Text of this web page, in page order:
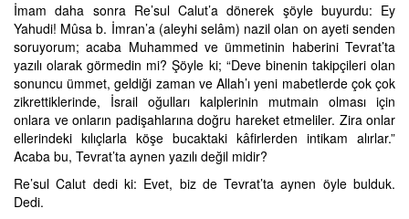
İmam daha sonra Re’sul Calut’a dönerek şöyle buyurdu: Ey
Yahudi! Mûsa b. İmran’a (aleyhi selâm) nazil olan on ayeti senden
soruyorum; acaba Muhammed ve ümmetinin haberini Tevrat’ta
yazılı olarak görmedin mi? Şöyle ki; “Deve binenin takipçileri olan
sonuncu ümmet, geldiği zaman ve Allah’ı yeni mabetlerde çok çok
zikrettiklerinde, İsrail oğulları kalplerinin mutmain olması için
onlara ve onların padişahlarına doğru hareket etmeliler. Zira onlar
ellerindeki kılıçlarla köşe bucaktaki kâfirlerden intikam alırlar.”
Acaba bu, Tevrat’ta aynen yazılı değil midir?
Re’sul Calut dedi ki: Evet, biz de Tevrat’ta aynen öyle bulduk.
Dedi.